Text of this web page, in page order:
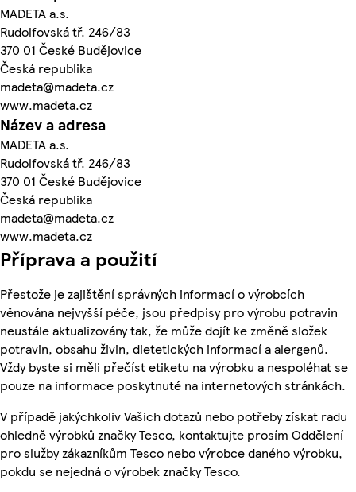
MADETA a.s.
Rudolfovská tř. 246/83
370 01 České Budějovice
Česká republika
madeta@madeta.cz
www.madeta.cz
Název a adresa
MADETA a.s.
Rudolfovská tř. 246/83
370 01 České Budějovice
Česká republika
madeta@madeta.cz
www.madeta.cz
Příprava a použití
Přestože je zajištění správných informací o výrobcích
věnována nejvyšší péče, jsou předpisy pro výrobu potravin
neustále aktualizovány tak, že může dojít ke změně složek
potravin, obsahu živin, dietetických informací a alergenů.
Vždy byste si měli přečíst etiketu na výrobku a nespoléhat se
pouze na informace poskytnuté na internetových stránkách.
V případě jakýchkoliv Vašich dotazů nebo potřeby získat radu
ohledně výrobků značky Tesco, kontaktujte prosím Oddělení
pro služby zákazníkům Tesco nebo výrobce daného výrobku,
pokdu se nejedná o výrobek značky Tesco.